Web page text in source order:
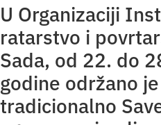
U Organizaciji
ratarstvo i
Sada, od 22. do
godine održano
tradicionalno